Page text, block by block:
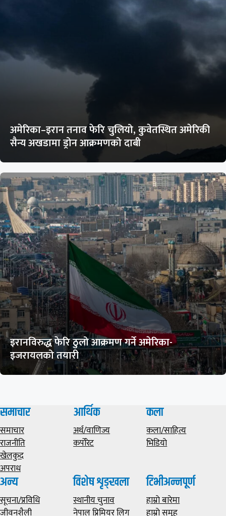
अमेरिका–इरान तनाव फेरि चुलियो, कुवेतस्थित अमेरिकी
सैन्य अखडामा ड्रोन आक्रमणको दाबी
इरानविरुद्ध फेरि ठुलो आक्रमण गर्ने अमेरिका-
इजरायलको तयारी
समाचार
समाचार
राजनीति
खेलकुद
अपराध
आर्थिक
अर्थ/वाणिज्य
कर्पोरेट
कला
कला/साहित्य
भिडियाे
अन्य
सूचना/प्रविधि
जीवनशैली
विशेष शृङ्खला
स्थानीय चुनाव
नेपाल प्रिमियर लिग
टिभीअन्नपूर्ण
हाम्राे बारेमा
हाम्राे समूह